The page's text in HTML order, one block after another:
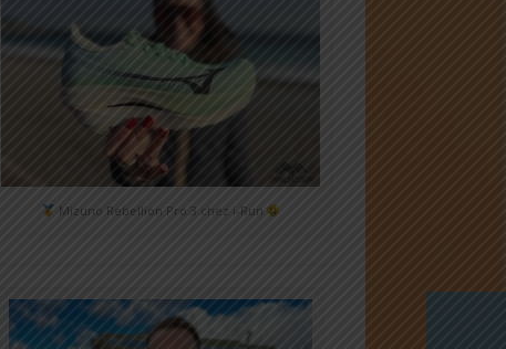
Mizuno Rebellion Pro 3 chez i-Run